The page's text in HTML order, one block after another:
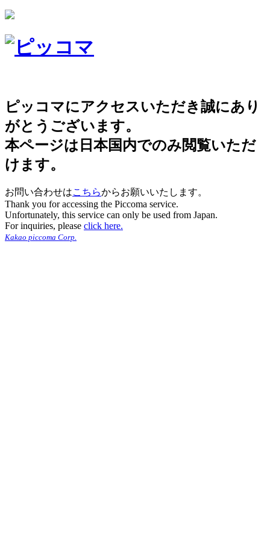
ピッコマにアクセスいただき誠にあり
がとうございます。
本ページは日本国内でのみ閲覧いただ
けます。
お問い合わせはこちらからお願いいたします。
Thank you for accessing the Piccoma service.
Unfortunately, this service can only be used from Japan.
For inquiries, please click here.
Kakao piccoma Corp.